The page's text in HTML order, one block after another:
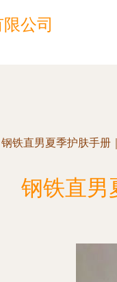
公司
钢铁直男夏季护肤手册
钢铁直男